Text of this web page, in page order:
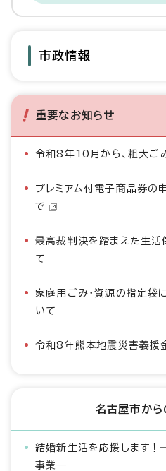
市政情報
重要なお知らせ
令和8年10月から、粗大ご
プレミアム付電子商品券の
で
最高裁判決を踏まえた生
て
家庭用ごみ・資源の指定袋
いて
令和8年熊本地震災害義援
名古屋市から
結婚新生活を応援します
事業―